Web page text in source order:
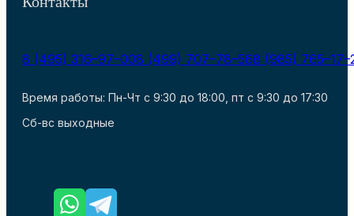
8 (495) 316–97–008 (499) 707–78–568 (985)
Время работы: Пн-Чт с 9:30 до 18:00, пт с 9:30 до 17:30
Сб-вс выходные